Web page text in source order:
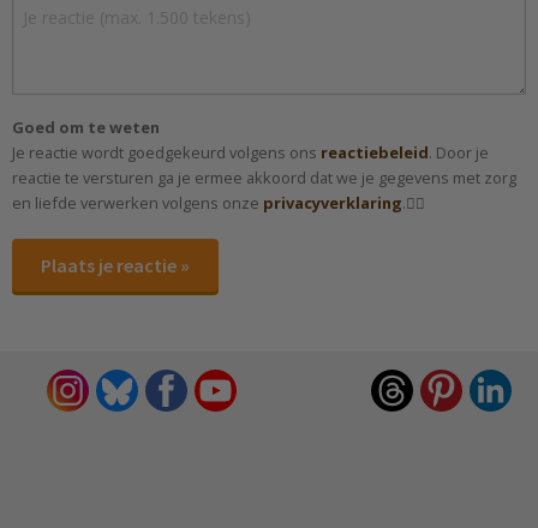
Goed om te weten
Je reactie wordt goedgekeurd volgens ons reactiebeleid. Door je
reactie te versturen ga je ermee akkoord dat we je gegevens met zorg
en liefde verwerken volgens onze privacyverklaring.✌🏻
Plaats je reactie »